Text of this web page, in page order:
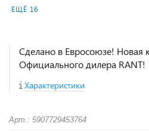
ЕЩЁ 16
Сделано в Евросоюзе! Новая
Официального дилера RANT!
Характеристики
Арт.: 5907729453764